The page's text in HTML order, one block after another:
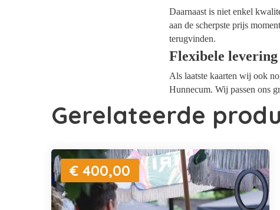
Daarnaast is niet enkel
aan de scherpste prijs
terugvinden.
Flexibele
Als laatste kaarten wij ook
Hunnecum. Wij passen ons
Gerelateerde
€ 400,00